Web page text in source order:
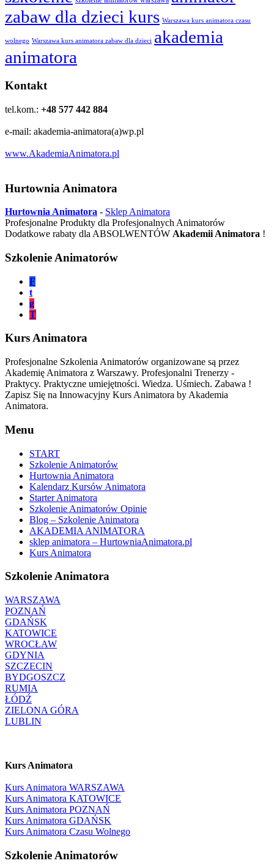
zabaw dla dzieci kurs Warszawa kurs animatora czasu
wolnego Warszawa kurs animatora zabaw dla dzieci akademia
animatora
Kontakt
tel.kom.: +48 577 442 884
e-mail: akademia-animatora(a)wp.pl
www.AkademiaAnimatora.pl
Hurtownia Animatora
Hurtownia Animatora - Sklep Animatora
Profesjonalne Produkty dla Profesjonalnych Animatorów
Dodatkowe rabaty dla ABSOLWENTÓW Akademii Animatora !
Szkolenie Animatorów
F
t
g
T
Kurs Animatora
Profesjonalne Szkolenia Animatorów organizowane są przez
Akademię Animatora z Warszawy. Profesjonalni Trenerzy -
Praktycy. Praktyczne umiejętności. Wiedza. Uśmiech. Zabawa !
Zapisz Się na Innowacyjny Kurs Animatora by Akademia
Animatora.
Menu
START
Szkolenie Animatorów
Hurtownia Animatora
Kalendarz Kursów Animatora
Starter Animatora
Szkolenie Animatorów Opinie
Blog – Szkolenie Animatora
AKADEMIA ANIMATORA
sklep animatora – HurtowniaAnimatora.pl
Kurs Animatora
Szkolenie Animatora
WARSZAWA
POZNAŃ
GDAŃSK
KATOWICE
WROCŁAW
GDYNIA
SZCZECIN
BYDGOSZCZ
RUMIA
ŁÓDŹ
ZIELONA GÓRA
LUBLIN
Kurs Animatora
Kurs Animatora WARSZAWA
Kurs Animatora KATOWICE
Kurs Animatora POZNAŃ
Kurs Animatora GDAŃSK
Kurs Animatora Czasu Wolnego
Szkolenie Animatorów